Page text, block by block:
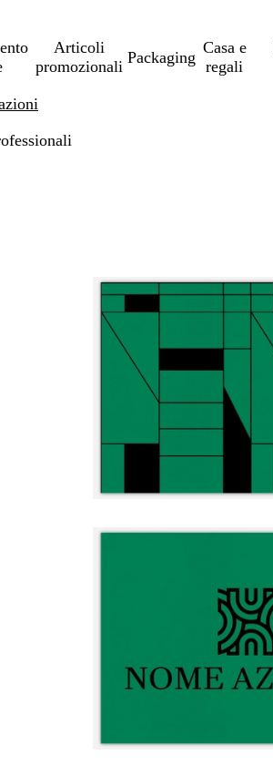
Articoli
promozionali
Packaging
Casa e
regali